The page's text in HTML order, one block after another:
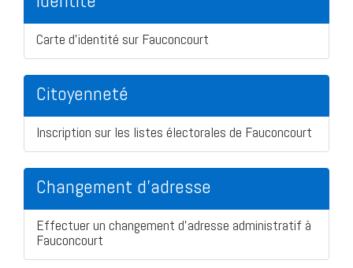
Carte d'identité sur Fauconcourt
Citoyenneté
Inscription sur les listes électorales de Fauconcourt
Changement d'adresse
Effectuer un changement d'adresse administratif à
Fauconcourt